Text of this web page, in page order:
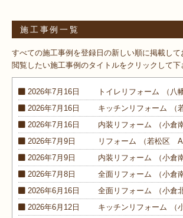
施工事例一覧
すべての施工事例を登録日の新しい順に掲載して
閲覧したい施工事例のタイトルをクリックして下
2026年7月16日 トイレ リフォーム
（八
2026年7月16日
キッチン リフォーム
2026年7月16日
内装 リフォーム
（小倉
2026年7月9日
リフォーム
（若松区 A
2026年7月9日
内装 リフォーム
（小倉
2026年7月8日
全面 リフォーム
（小倉
2026年6月16日
全面 リフォーム
（小倉
2026年6月12日
キッチン リフォーム